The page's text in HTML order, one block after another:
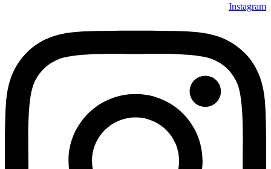
Instagram